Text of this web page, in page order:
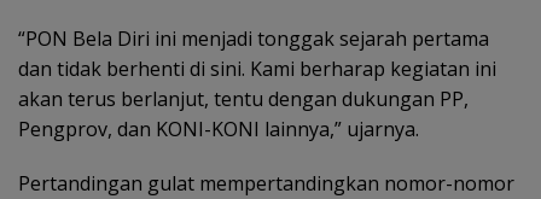
“PON Bela Diri ini menjadi tonggak sejarah pertama
dan tidak berhenti di sini. Kami berharap kegiatan ini
akan terus berlanjut, tentu dengan dukungan PP,
Pengprov, dan KONI-KONI lainnya,” ujarnya.
Pertandingan gulat mempertandingkan nomor-nomor